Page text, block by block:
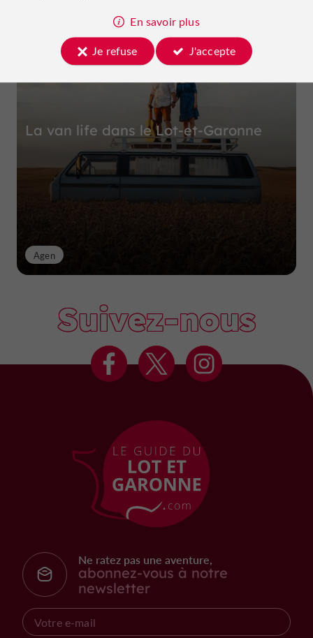
Top expériences
La van life dans le Lot-et-Garonne
Agen
Suivez-nous
Ne ratez pas une aventure,
abonnez-vous à notre
newsletter
En savoir plus
Je refuse
J'accepte